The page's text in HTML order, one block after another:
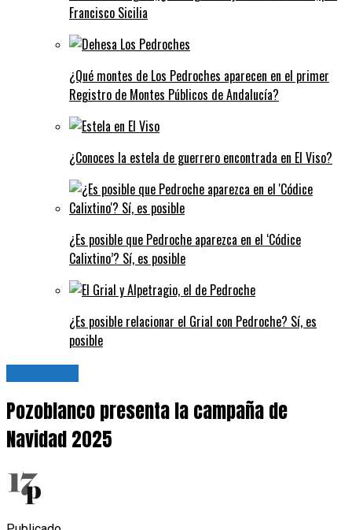
Francisco Sicilia
¿Qué montes de Los Pedroches aparecen en el primer
Registro de Montes Públicos de Andalucía?
¿Conoces la estela de guerrero encontrada en El Viso?
¿Es posible que Pedroche aparezca en el ‘Códice
Calixtino’? Sí, es posible
¿Es posible relacionar el Grial con Pedroche? Sí, es
posible
Pozoblanco presenta la campaña de
Navidad 2025